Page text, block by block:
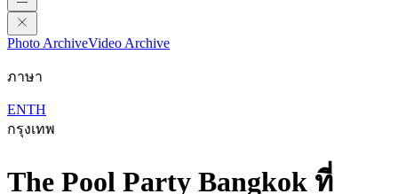
Photo ArchiveVideo Archive
ภาษา
ENTH
กรุงเทพ
The Pool Party Bangkok ที่